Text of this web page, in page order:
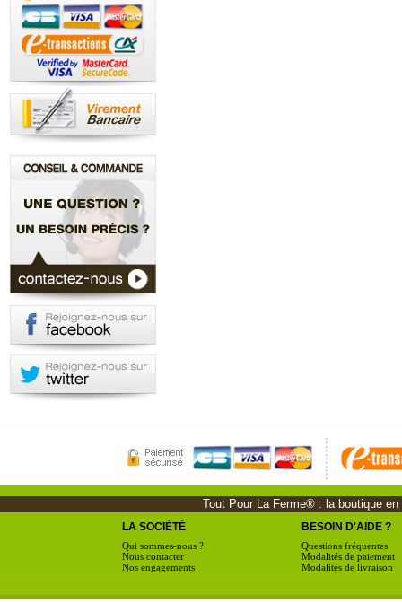
Tout Pour La Ferme® : la boutique
LA SOCIÉTÉ
Qui sommes-nous ?
Nous contacter
Nos engagements
BESOIN D'AIDE ?
Questions fréquentes
Modalités de paiement
Modalités de livraison